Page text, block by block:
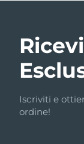
Iscriviti e
ordine!